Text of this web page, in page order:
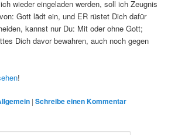
wieder eingeladen werden, soll ich Zeugnis
Gott lädt ein, und ER rüstet Dich dafür
kannst nur Du: Mit oder ohne Gott;
Dich davor bewahren, auch noch gegen
!
|Schreibe einen Kommentar